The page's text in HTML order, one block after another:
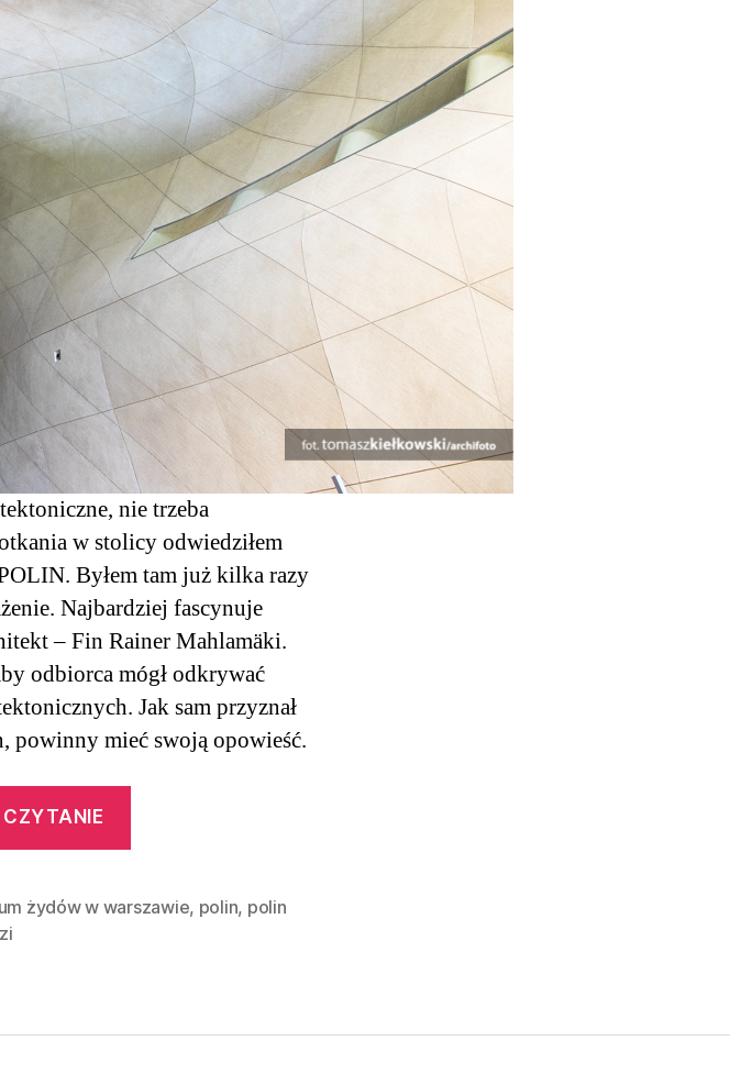
nie trzeba
w stolicy odwiedziłem
Byłem tam już kilka razy
Najbardziej fascynuje
– Fin Rainer Mahlamäki.
odbiorca mógł odkrywać
Jak sam przyznał
mieć swoją opowieść.
CZYTANIE
Muzeum
żydów w warszawie, polin, polin